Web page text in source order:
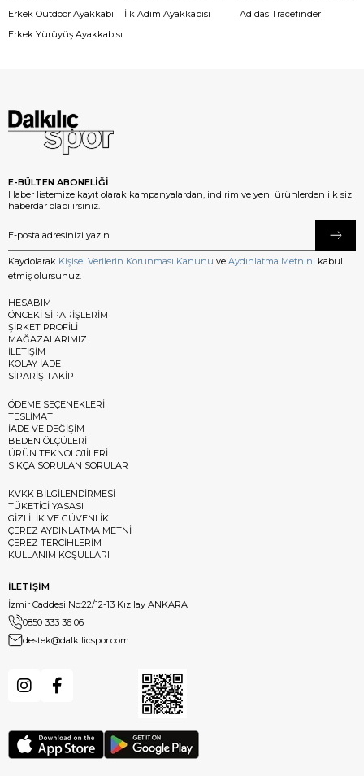
Erkek Outdoor Ayakkabı
Erkek Yürüyüş Ayakkabısı
İlk Adım Ayakkabısı
Adidas Tracefinder
E-BÜLTEN ABONELİĞİ
Haber listemize kayıt olarak kampanyalardan, indirim ve yeni ürünlerden ilk siz
haberdar olabilirsiniz.
Kaydolarak Kişisel Verilerin Korunması Kanunu ve Aydınlatma Metnini kabul
etmiş olursunuz.
HESABIM
ÖNCEKİ SİPARİŞLERİM
ŞİRKET PROFİLİ
MAĞAZALARIMIZ
İLETİŞİM
KOLAY İADE
SİPARİŞ TAKİP
ÖDEME SEÇENEKLERİ
TESLİMAT
İADE VE DEĞİŞİM
BEDEN ÖLÇÜLERİ
ÜRÜN TEKNOLOJİLERİ
SIKÇA SORULAN SORULAR
KVKK BİLGİLENDİRMESİ
TÜKETİCİ YASASI
GİZLİLİK VE GÜVENLİK
ÇEREZ AYDINLATMA METNİ
ÇEREZ TERCİHLERİM
KULLANIM KOŞULLARI
İLETİŞİM
İzmir Caddesi No:22/12-13 Kızılay ANKARA
0850 333 36 06
destek@dalkilicspor.com